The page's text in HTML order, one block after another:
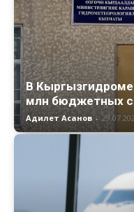
В
млн бюджетных
Адилет Асанов -